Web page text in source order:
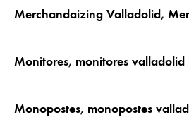
Merchandaizing Valladolid,
Monitores, monitores valladolid
Monopostes, monopostes